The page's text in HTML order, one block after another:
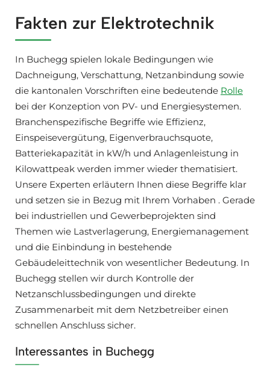
Fakten zur Elektrotechnik
In Buchegg spielen lokale Bedingungen wie
Dachneigung, Verschattung, Netzanbindung sowie
die kantonalen Vorschriften eine bedeutende Rolle
bei der Konzeption von PV- und Energiesystemen.
Branchenspezifische Begriffe wie Effizienz,
Einspeisevergütung, Eigenverbrauchsquote,
Batteriekapazität in kW/h und Anlagenleistung in
Kilowattpeak werden immer wieder thematisiert.
Unsere Experten erläutern Ihnen diese Begriffe klar
und setzen sie in Bezug mit Ihrem Vorhaben . Gerade
bei industriellen und Gewerbeprojekten sind
Themen wie Lastverlagerung, Energiemanagement
und die Einbindung in bestehende
Gebäudeleittechnik von wesentlicher Bedeutung. In
Buchegg stellen wir durch Kontrolle der
Netzanschlussbedingungen und direkte
Zusammenarbeit mit dem Netzbetreiber einen
schnellen Anschluss sicher.
Interessantes in Buchegg